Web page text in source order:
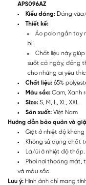
APS096AZ
Kiểu dáng: Dáng
Thiết kế:
Áo polo ngắn tay
bỉ.
Chất liệu này
suốt cả ngày, đồng
cho những ai yêu
Chất liệu: 65%
Màu sắc: Cam, Xanh
Size: S, M, L, XL, XXL
Sản xuất: Việt Nam
Hướng dẫn bảo quản và
Giặt ở nhiệt độ không
Không sử dụng chất
Là/ủi ở nhiệt độ thấp.
Phơi nơi thoáng mát,
và màu sắc.
Lưu ý: Hình ảnh chỉ mang